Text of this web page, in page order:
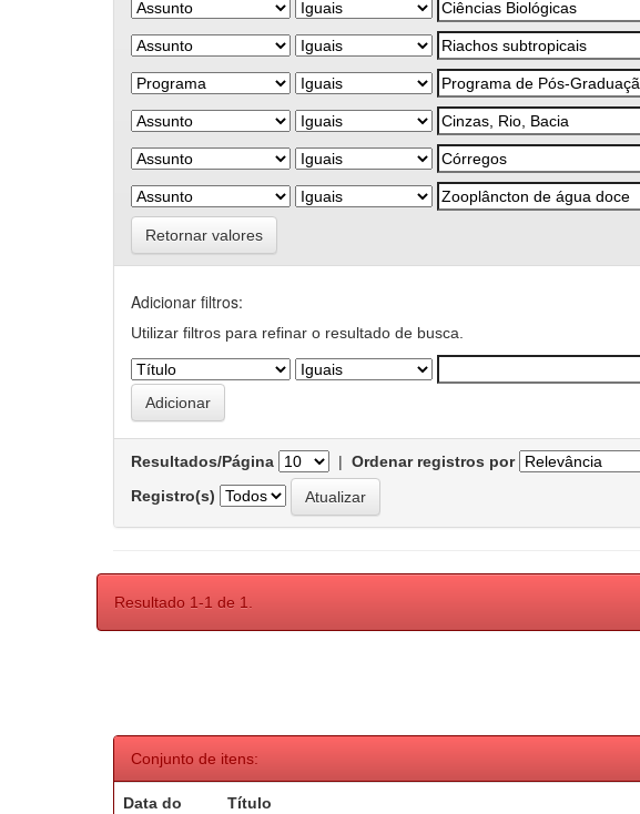
Retornar valores
Adicionar filtros:
Utilizar filtros para refinar o resultado de busca.
Resultados/Página | Ordenar registros por
Registro(s)
Resultado 1-1 de 1.
Conjunto de itens:
Data do Título